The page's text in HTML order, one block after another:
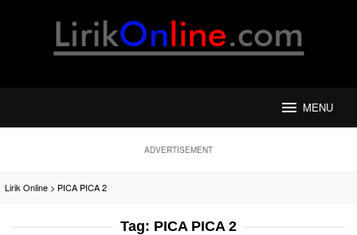
MENU
ADVERTISEMENT
Lirik Online > PICA PICA 2
Tag: PICA PICA 2